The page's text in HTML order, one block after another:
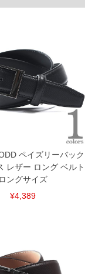
1本につき税込6,000円以
ります。）
了承下さい。
ァスナーや調節ひもが付
客様がご使用の環境（コ
ございます。予めご了承
で店頭での売り違い、店
てしまう場合がございま
しあった場合速やかにご
ペイズリーバック
レザー ロング ベルト
ロングサイズ
¥4,389